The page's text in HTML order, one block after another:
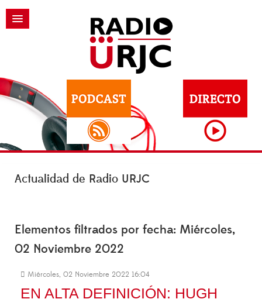
Actualidad de Radio URJC
Elementos filtrados por fecha: Miércoles,
02 Noviembre 2022
Miércoles, 02 Noviembre 2022 16:04
EN ALTA DEFINICIÓN: HUGH